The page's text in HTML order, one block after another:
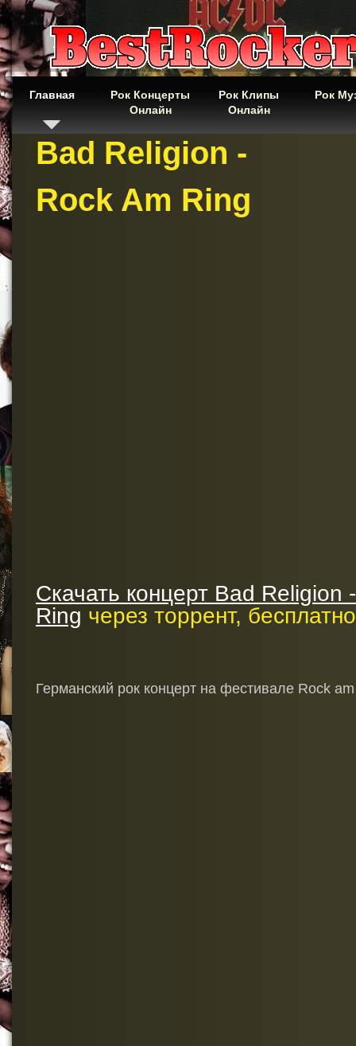
Главная
Рок Концерты
Онлайн
Рок Клипы
Онлайн
Рок
Bad Religion -
Rock Am Ring
Скачать концерт Bad Religion
Ring через торрент, бесплатно
Германский рок концерт на фестивале Rock